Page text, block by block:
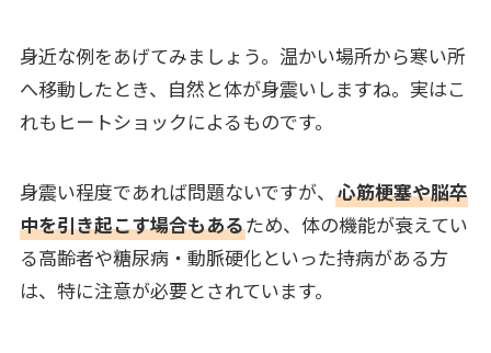
身近な例をあげてみましょう。温かい場所から寒い所
へ移動したとき、自然と体が身震いしますね。実はこ
れもヒートショックによるものです。
身震い程度であれば問題ないですが、 心筋梗塞や脳卒
中を引き起こす場合もあるため、体の機能が衰えてい
る高齢者や糖尿病・動脈硬化といった持病がある方
は、特に注意が必要とされています。